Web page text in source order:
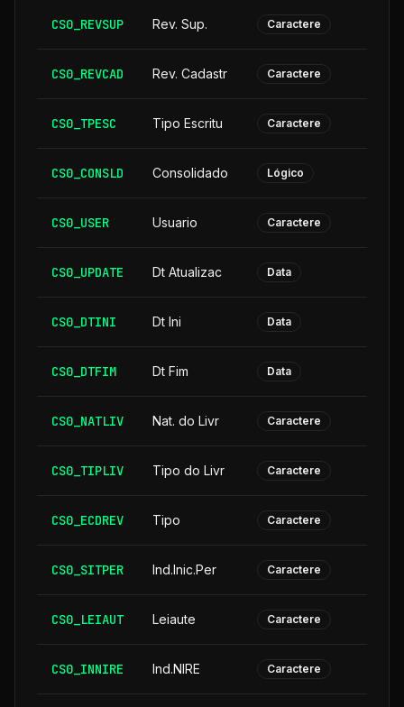
CS0_REVSUP Rev. Sup. Caractere
CS0_REVCAD Rev. Cadastr Caractere
CS0_TPESC Tipo Escritu Caractere
CS0_CONSLD Consolidado Lógico
CS0_USER Usuario Caractere
CS0_UPDATE Dt Atualizac Data
CS0_DTINI Dt Ini Data
CS0_DTFIM Dt Fim Data
CS0_NATLIV Nat. do Livr Caractere
CS0_TIPLIV Tipo do Livr Caractere
CS0_ECDREV Tipo Caractere
CS0_SITPER Ind.Inic.Per Caractere
CS0_LEIAUT Leiaute Caractere
CS0_INNIRE Ind.NIRE Caractere